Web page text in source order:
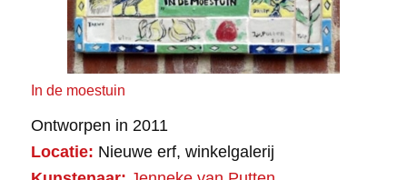
In de moestuin
Ontworpen in 2011
Locatie: Nieuwe erf, winkelgalerij